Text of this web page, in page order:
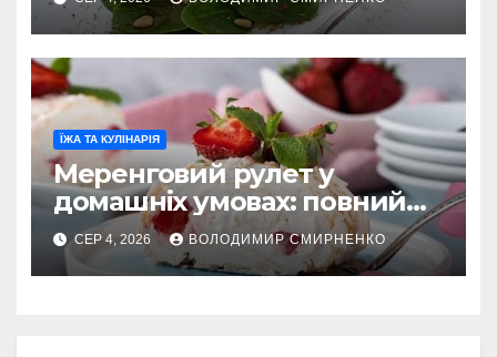
ЇЖА ТА КУЛІНАРІЯ
Меренговий рулет у
домашніх умовах: повний
гідСЕР 4, 2026 ВОЛОДИМИР СМИРНЕНКО